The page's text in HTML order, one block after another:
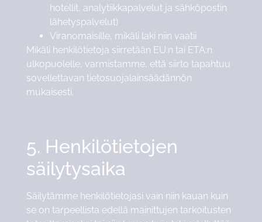
hotellit, analytiikkapalvelut ja sähköpostin
lähetyspalvelut)
Viranomaisille, mikäli laki niin vaatii
Mikäli henkilötietoja siirretään EU:n tai ETA:n
ulkopuolelle, varmistamme, että siirto tapahtuu
sovellettavan tietosuojalainsäädännön
mukaisesti.
5. Henkilötietojen
säilytysaika
Säilytämme henkilötietojasi vain niin kauan kuin
se on tarpeellista edellä mainittujen tarkoitusten